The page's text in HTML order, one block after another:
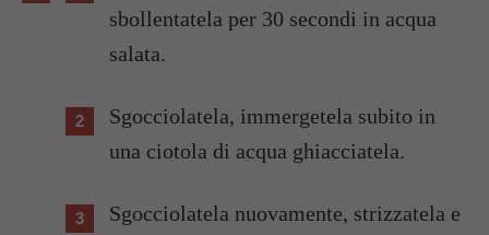
sbollentatela per 30 secondi in acqua
salata.
Sgocciolatela, immergetela subito in
una ciotola di acqua ghiacciatela.
Sgocciolatela nuovamente, strizzatela e